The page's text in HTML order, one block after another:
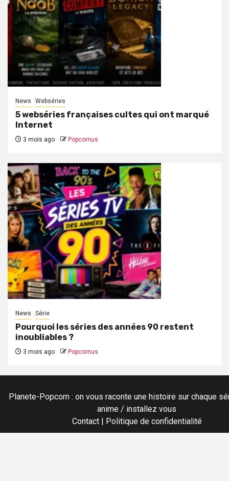
News Webséries
5 webséries françaises cultes qui ont marqué
Internet
3 mois ago Popcornus
News Série
Pourquoi les séries des années 90 restent
inoubliables ?
3 mois ago Popcornus
Planete-Popcorn : on vous raconte une histoire sur chaque
anime / installez vous
Contact| Politique de confidentialité